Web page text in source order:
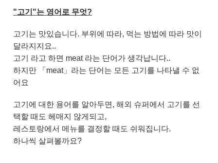
"고기"는 영어로 무엇?
고기는 맛있습니다. 부위에 따라, 먹는 방법에 따라 맛이
달라지지요..
고기 라고 하면 meat 라는 단어가 생각납니다..
하지만 「meat」라는 단어는 모든 고기를 나타낼 수 없
어요
고기에 대한 용어를 알아두면, 해외 슈퍼에서 고기를 선
택할 때도 헤매지 않게되고,
레스토랑에서 메뉴를 결정할 때도 쉬워집니다.
하나씩 살펴볼까요?